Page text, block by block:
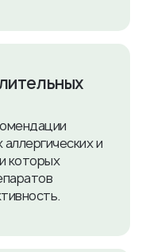
и
которых